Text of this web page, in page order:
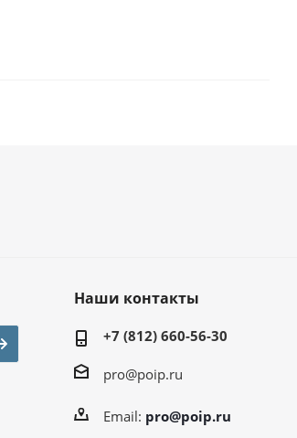
Наши контакты
+7 (812) 660-56-30
pro@poip.ru
Email: pro@poip.ru